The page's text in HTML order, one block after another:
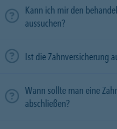
Kann ich mir den
aussuchen?
Ist die Zahnversicherung
Wann sollte man eine
abschließen?